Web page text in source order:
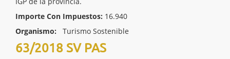
Importe Con Impuestos: 16.940
Organismo:
Turismo Sostenible
63/2018 SV PAS